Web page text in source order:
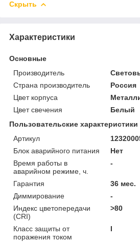
Скрыть
Характеристики
Основные
Производитель
Страна производитель
Россия
Цвет корпуса
Цвет свечения
Белый
Пользовательские характеристики
Артикул
Блок аварийного питания
Нет
Время работы в
аварийном режиме, ч.
-
Гарантия
36 мес.
Диммирование
-
Индекс цветопередачи
(CRI)
>80
Класс защиты от
поражения током
I